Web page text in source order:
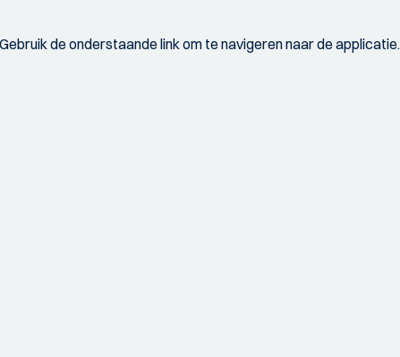
de onderstaande link om te navigeren naar de applicatie.